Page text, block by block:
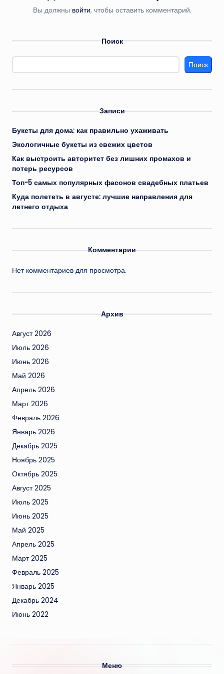
Вы должны войти, чтобы оставить комментарий.
Поиск
Поиск
Записи
Букеты для дома: как правильно ухаживать
Экологичные букеты из свежих цветов
Как выстроить авторитет без лишних промахов и
потерь ресурсов
Топ-5 самых популярных фасонов свадебных платьев
Куда полететь в августе: лучшие направления для
летнего отдыха
Комментарии
Нет комментариев для просмотра.
Архив
Август 2026
Июль 2026
Июнь 2026
Май 2026
Апрель 2026
Март 2026
Февраль 2026
Январь 2026
Декабрь 2025
Ноябрь 2025
Октябрь 2025
Август 2025
Июль 2025
Июнь 2025
Май 2025
Апрель 2025
Март 2025
Февраль 2025
Январь 2025
Декабрь 2024
Июнь 2022
Меню